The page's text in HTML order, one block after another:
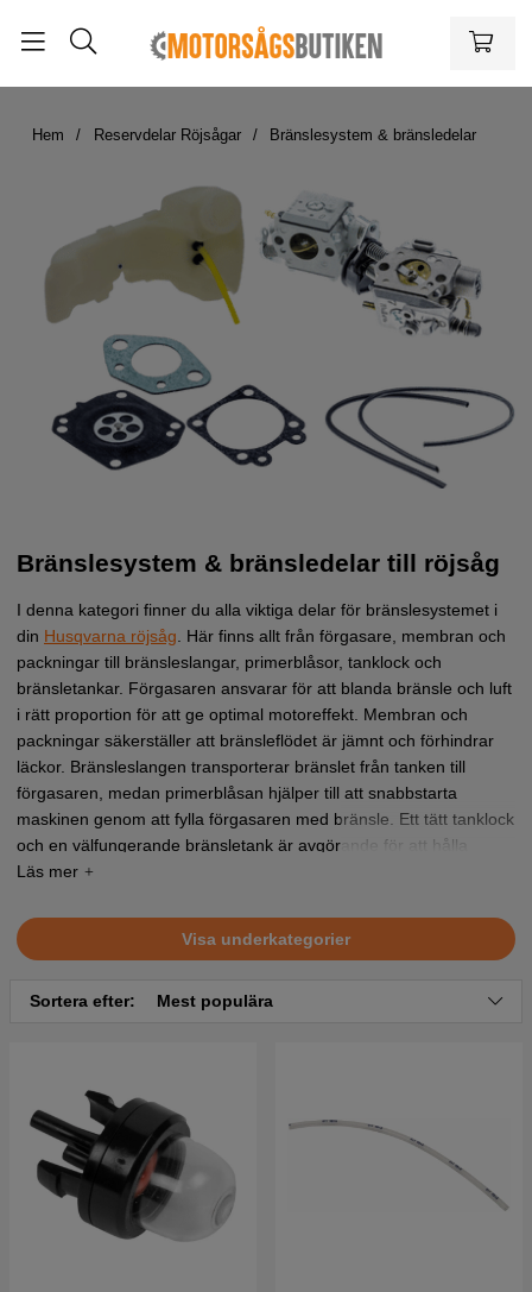
Hem Reservdelar Röjsågar Bränslesystem & bränsledelar
Bränslesystem & bränsledelar till röjsåg
I denna kategori finner du alla viktiga delar för bränslesystemet i
din Husqvarna röjsåg . Här finns allt från förgasare, membran och
packningar till bränsleslangar, primerblåsor, tanklock och
bränsletankar. Förgasaren ansvarar för att blanda bränsle och luft
i rätt proportion för att ge optimal motoreffekt. Membran och
packningar säkerställer att bränsleflödet är jämnt och förhindrar
läckor. Bränsleslangen transporterar bränslet från tanken till
förgasaren, medan primerblåsan hjälper till att snabbstarta
maskinen genom att fylla förgasaren med bränsle. Ett tätt tanklock
och en välfungerande bränsletank är avgörande för att hålla
bränslet säkert på plats och röjsågen i drift.
Visa underkategorier
Sortera efter: Mest populära